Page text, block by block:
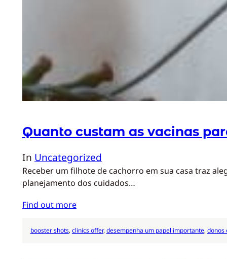
Quanto custam as vacinas
In Uncategorized
Receber um filhote de cachorro em sua casa traz
planejamento dos cuidados…
Find out more
booster shots, clinics offer, desempenha um papel importante, donos